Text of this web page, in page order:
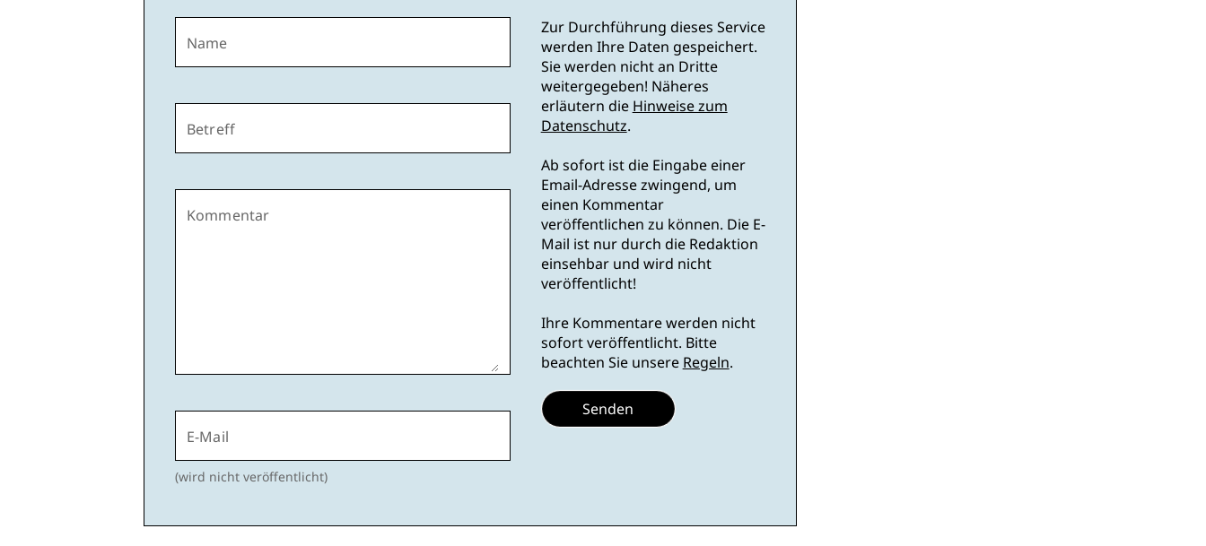
Name
Betreff
Kommentar
E-Mail
(wird nicht veröffentlicht)
Zur Durchführung dieses Service
werden Ihre Daten gespeichert.
Sie werden nicht an Dritte
weitergegeben! Näheres
erläutern die Hinweise zum
Datenschutz.
Ab sofort ist die Eingabe einer
Email-Adresse zwingend, um
einen Kommentar
veröffentlichen zu können. Die E-
Mail ist nur durch die Redaktion
einsehbar und wird nicht
veröffentlicht!
Ihre Kommentare werden nicht
sofort veröffentlicht. Bitte
beachten Sie unsere Regeln.
Senden